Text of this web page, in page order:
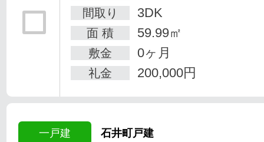
間取り
3DK
面 積 59.99㎡
敷金 0ヶ月
礼金 200,000円
一戸建 石井町戸建